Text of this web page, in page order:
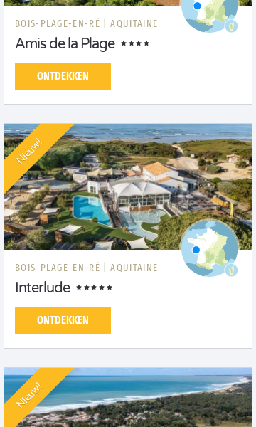
BOIS-PLAGE-EN-RÉ | AQUITAINE
Amis de la Plage
ONTDEKKEN
Nieuw!
BOIS-PLAGE-EN-RÉ | AQUITAINE
Interlude
ONTDEKKEN
Nieuw!